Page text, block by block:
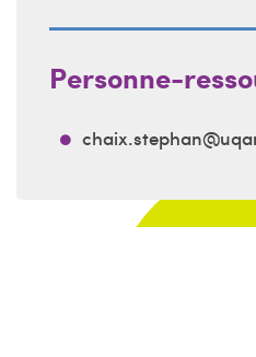
Personne-